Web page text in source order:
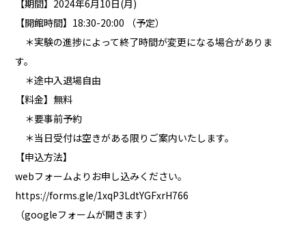
【期間】2024年6月10日(月)
【開館時間】18:30-20:00 （予定）
＊実験の進捗によって終了時間が変更になる場合がありま
す。
＊途中入退場自由
【料金】無料
＊要事前予約
＊当日受付は空きがある限りご案内いたします。
【申込方法】
webフォームよりお申し込みください。
https://forms.gle/1xqP3LdtYGFxrH766
（googleフォームが開きます）